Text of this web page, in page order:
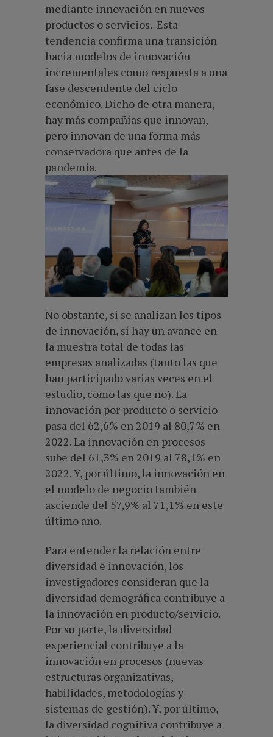
mediante innovación en nuevos
productos o servicios. Esta
tendencia confirma una transición
hacia modelos de innovación
incrementales como respuesta a una
fase descendente del ciclo
económico. Dicho de otra manera,
hay más compañías que innovan,
pero innovan de una forma más
conservadora que antes de la
pandemia.
No obstante, si se analizan los tipos
de innovación, sí hay un avance en
la muestra total de todas las
empresas analizadas (tanto las que
han participado varias veces en el
estudio, como las que no). La
innovación por producto o servicio
pasa del 62,6% en 2019 al 80,7% en
2022. La innovación en procesos
sube del 61,3% en 2019 al 78,1% en
2022. Y, por último, la innovación en
el modelo de negocio también
asciende del 57,9% al 71,1% en este
último año.
Para entender la relación entre
diversidad e innovación, los
investigadores consideran que la
diversidad demográfica contribuye a
la innovación en producto/servicio.
Por su parte, la diversidad
experiencial contribuye a la
innovación en procesos (nuevas
estructuras organizativas,
habilidades, metodologías y
sistemas de gestión). Y, por último,
la diversidad cognitiva contribuye a